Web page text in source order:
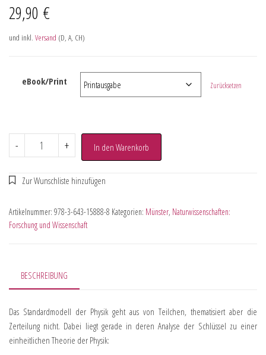
29,90 €
und inkl. Versand (D, A, CH)
eBook/Print Zurücksetzen
- + In den Warenkorb
Artikelnummer: 978-3-643-15888-8 Kategorien: Münster, Naturwissenschaften:
Forschung und Wissenschaft
BESCHREIBUNG
Das Standardmodell der Physik geht aus von Teilchen, thematisiert aber die
Zerteilung nicht. Dabei liegt gerade in deren Analyse der Schlüssel zu einer
einheitlichen Theorie der Physik: